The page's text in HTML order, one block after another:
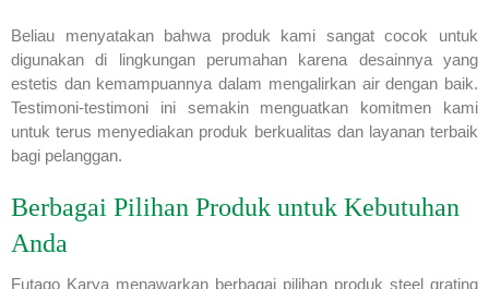
Beliau menyatakan bahwa produk kami sangat cocok untuk
digunakan di lingkungan perumahan karena desainnya yang
estetis dan kemampuannya dalam mengalirkan air dengan baik.
Testimoni-testimoni ini semakin menguatkan komitmen kami
untuk terus menyediakan produk berkualitas dan layanan terbaik
bagi pelanggan.
Berbagai Pilihan Produk untuk Kebutuhan
Anda
Futago Karya menawarkan berbagai pilihan produk steel grating